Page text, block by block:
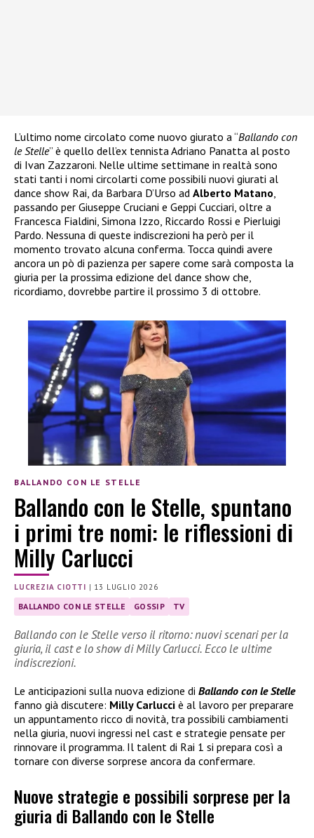
L’ultimo nome circolato come nuovo giurato a “Ballando con
le Stelle” è quello dell’ex tennista Adriano Panatta al posto
di Ivan Zazzaroni. Nelle ultime settimane in realtà sono
stati tanti i nomi circolarti come possibili nuovi giurati al
dance show Rai, da Barbara D’Urso ad Alberto Matano,
passando per Giuseppe Cruciani e Geppi Cucciari, oltre a
Francesca Fialdini, Simona Izzo, Riccardo Rossi e Pierluigi
Pardo. Nessuna di queste indiscrezioni ha però per il
momento trovato alcuna conferma. Tocca quindi avere
ancora un pò di pazienza per sapere come sarà composta la
giuria per la prossima edizione del dance show che,
ricordiamo, dovrebbe partire il prossimo 3 di ottobre.
BALLANDO CON LE STELLE
Ballando con le Stelle, spuntano
i primi tre nomi: le riflessioni di
Milly Carlucci
LUCREZIA CIOTTI | 13 LUGLIO 2026
BALLANDO CON LE STELLE GOSSIP TV
Ballando con le Stelle verso il ritorno: nuovi scenari per la
giuria, il cast e lo show di Milly Carlucci. Ecco le ultime
indiscrezioni.
Le anticipazioni sulla nuova edizione di Ballando con le Stelle
fanno già discutere: Milly Carlucci è al lavoro per preparare
un appuntamento ricco di novità, tra possibili cambiamenti
nella giuria, nuovi ingressi nel cast e strategie pensate per
rinnovare il programma. Il talent di Rai 1 si prepara così a
tornare con diverse sorprese ancora da confermare.
Nuove strategie e possibili sorprese per la
giuria di Ballando con le Stelle